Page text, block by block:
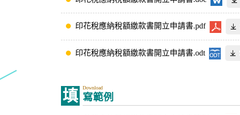
印花稅應納稅額繳款書開立申請書.pdf
印花稅應納稅額繳款書開立申請書.odt
填 Download
寫範例